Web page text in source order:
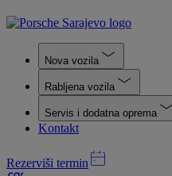
Nova vozila
Rabljena vozila
Servis i dodatna oprema
Kontakt
Rezerviši termin